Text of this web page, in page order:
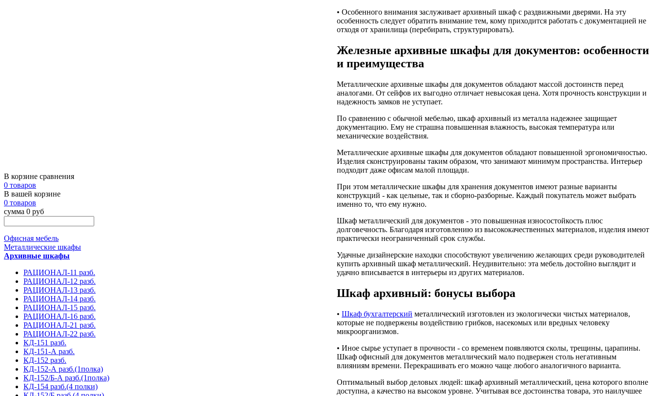
В корзине сравнения
0 товаров
В вашей корзине
0 товаров
сумма 0 руб
Офисная мебель
Металлические шкафы
Архивные шкафы
РАЦИОНАЛ-11 разб.
РАЦИОНАЛ-12 разб.
РАЦИОНАЛ-13 разб.
РАЦИОНАЛ-14 разб.
РАЦИОНАЛ-15 разб.
РАЦИОНАЛ-16 разб.
РАЦИОНАЛ-21 разб.
РАЦИОНАЛ-22 разб.
КД-151 разб.
КД-151-А разб.
КД-152 разб.
КД-152-А разб.(1полка)
КД-152/Б-А разб.(1полка)
КД-154 разб.(4 полки)
• Особенного внимания заслуживает архивный шкаф с раздвижными дверями. На эту
особенность следует обратить внимание тем, кому приходится работать с документацией не
отходя от хранилища (перебирать, структурировать).
Железные архивные шкафы для документов: особенности
и преимущества
Металлические архивные шкафы для документов обладают массой достоинств перед
аналогами. От сейфов их выгодно отличает невысокая цена. Хотя прочность конструкции и
надежность замков не уступает.
По сравнению с обычной мебелью, шкаф архивный из металла надежнее защищает
документацию. Ему не страшна повышенная влажность, высокая температура или
механические воздействия.
Металлические архивные шкафы для документов обладают повышенной эргономичностью.
Изделия сконструированы таким образом, что занимают минимум пространства. Интерьер
подходит даже офисам малой площади.
При этом металлические шкафы для хранения документов имеют разные варианты
конструкций - как цельные, так и сборно-разборные. Каждый покупатель может выбрать
именно то, что ему нужно.
Шкаф металлический для документов - это повышенная износостойкость плюс
долговечность. Благодаря изготовлению из высококачественных материалов, изделия имеют
практически неограниченный срок службы.
Удачные дизайнерские находки способствуют увеличению желающих среди руководителей
купить архивный шкаф металлический. Неудивительно: эта мебель достойно выглядит и
удачно вписывается в интерьеры из других материалов.
Шкаф архивный: бонусы выбора
• Шкаф бухгалтерский металлический изготовлен из экологически чистых материалов,
которые не подвержены воздействию грибков, насекомых или вредных человеку
микроорганизмов.
• Иное сырье уступает в прочности - со временем появляются сколы, трещины, царапины.
Шкаф офисный для документов металлический мало подвержен столь негативным
влияниям времени. Перекрашивать его можно чаще любого аналогичного варианта.
Оптимальный выбор деловых людей: шкаф архивный металлический, цена которого вполне
доступна, а качество на высоком уровне. Учитывая все достоинства товара, это наилучшее